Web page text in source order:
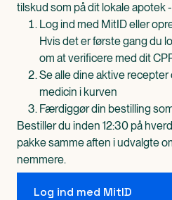
tilskud som på dit lokale apotek
Log ind med MitID eller
Hvis det er første gang du
om at verificere med dit
Se alle dine aktive
medicin i kurven
Færdiggør din bestilling
Bestiller du inden 12:30 på
pakke samme aften i udvalgte
nemmere.
Log ind med MitID